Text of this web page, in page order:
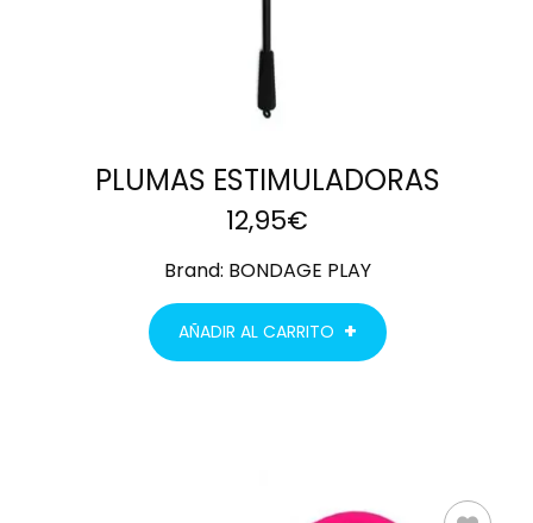
PLUMAS ESTIMULADORAS
12,95€
Brand: BONDAGE PLAY
AÑADIR AL CARRITO